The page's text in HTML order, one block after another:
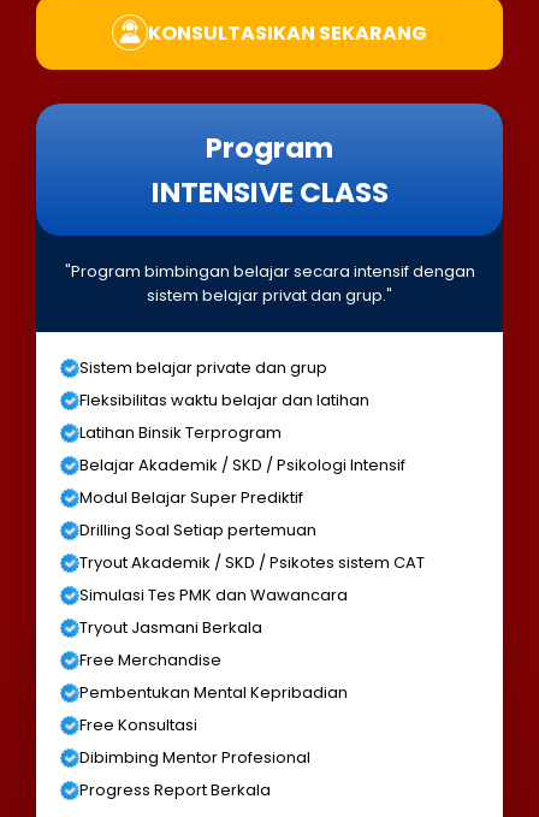
KONSULTASIKAN SEKARANG
Program
INTENSIVE CLASS
"Program bimbingan belajar secara intensif dengan
sistem belajar privat dan grup."
Sistem belajar private dan grup
Fleksibilitas waktu belajar dan latihan
Latihan Binsik Terprogram
Belajar Akademik / SKD / Psikologi Intensif
Modul Belajar Super Prediktif
Drilling Soal Setiap pertemuan
Tryout Akademik / SKD / Psikotes sistem CAT
Simulasi Tes PMK dan Wawancara
Tryout Jasmani Berkala
Free Merchandise
Pembentukan Mental Kepribadian
Free Konsultasi
Dibimbing Mentor Profesional
Progress Report Berkala